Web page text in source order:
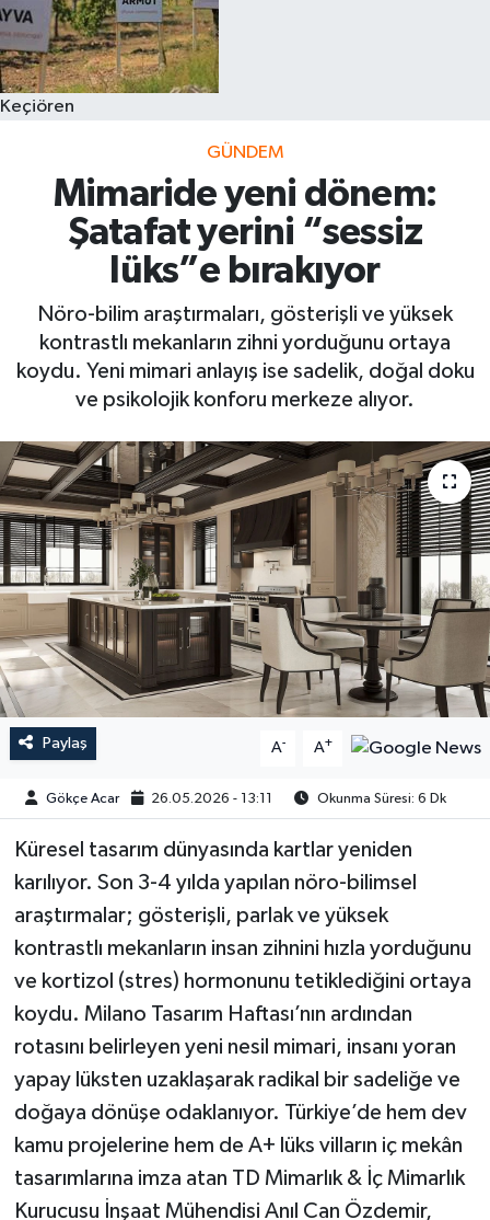
Keçiören
GÜNDEM
Mimaride yeni dönem:
Şatafat yerini “sessiz
lüks”e bırakıyor
Nöro-bilim araştırmaları, gösterişli ve yüksek
kontrastlı mekanların zihni yorduğunu ortaya
koydu. Yeni mimari anlayış ise sadelik, doğal doku
ve psikolojik konforu merkeze alıyor.
Paylaş A- A+
Gökçe Acar 26.05.2026 - 13:11 Okunma Süresi: 6 Dk
Küresel tasarım dünyasında kartlar yeniden
karılıyor. Son 3-4 yılda yapılan nöro-bilimsel
araştırmalar; gösterişli, parlak ve yüksek
kontrastlı mekanların insan zihnini hızla yorduğunu
ve kortizol (stres) hormonunu tetiklediğini ortaya
koydu. Milano Tasarım Haftası’nın ardından
rotasını belirleyen yeni nesil mimari, insanı yoran
yapay lüksten uzaklaşarak radikal bir sadeliğe ve
doğaya dönüşe odaklanıyor. Türkiye’de hem dev
kamu projelerine hem de A+ lüks vilların iç mekân
tasarımlarına imza atan TD Mimarlık & İç Mimarlık
Kurucusu İnşaat Mühendisi Anıl Can Özdemir,